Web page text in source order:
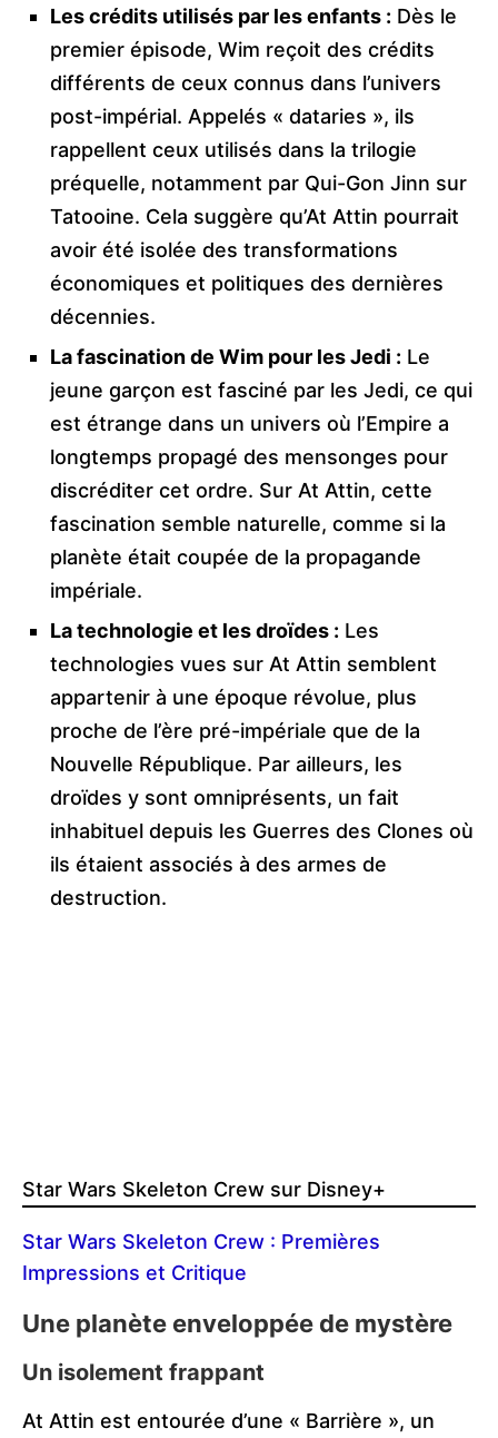
Les crédits utilisés par les enfants : Dès le
premier épisode, Wim reçoit des crédits
différents de ceux connus dans l’univers
post-impérial. Appelés « dataries », ils
rappellent ceux utilisés dans la trilogie
préquelle, notamment par Qui-Gon Jinn sur
Tatooine. Cela suggère qu’At Attin pourrait
avoir été isolée des transformations
économiques et politiques des dernières
décennies.
La fascination de Wim pour les Jedi : Le
jeune garçon est fasciné par les Jedi, ce qui
est étrange dans un univers où l’Empire a
longtemps propagé des mensonges pour
discréditer cet ordre. Sur At Attin, cette
fascination semble naturelle, comme si la
planète était coupée de la propagande
impériale.
La technologie et les droïdes : Les
technologies vues sur At Attin semblent
appartenir à une époque révolue, plus
proche de l’ère pré-impériale que de la
Nouvelle République. Par ailleurs, les
droïdes y sont omniprésents, un fait
inhabituel depuis les Guerres des Clones où
ils étaient associés à des armes de
destruction.
Star Wars Skeleton Crew sur Disney+
Star Wars Skeleton Crew : Premières
Impressions et Critique
Une planète enveloppée de mystère
Un isolement frappant
At Attin est entourée d’une « Barrière », un